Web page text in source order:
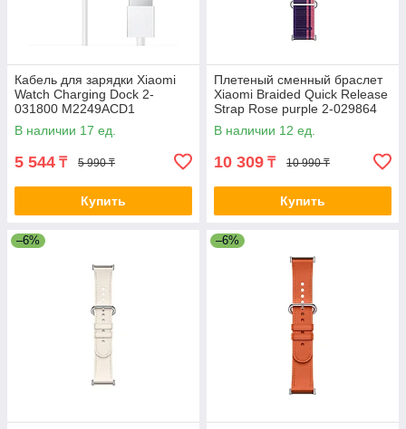
Кабель для зарядки Xiaomi
Watch Charging Dock 2-
031800 M2249ACD1
В наличии 17 ед.
5 544 ₸ 5 990 ₸
Купить
Плетеный сменный браслет
Xiaomi Braided Quick Release
Strap Rose purple 2-029864
M2305AS1
В наличии 12 ед.
10 309 ₸ 10 990 ₸
Купить
–6% –6%